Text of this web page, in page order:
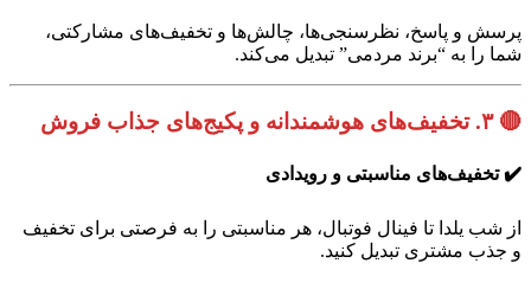
پرسش‌ و پاسخ، نظرسنجی‌ها، چالش‌ها و تخفیف‌های مشارکتی،
شما را به “برند مردمی” تبدیل می‌کند.
🔴۳. تخفیف‌های هوشمندانه و پکیج‌های جذاب فروش
✔️ تخفیف‌های مناسبتی و رویدادی
از شب یلدا تا فینال فوتبال، هر مناسبتی را به فرصتی برای تخفیف
و جذب مشتری تبدیل کنید.